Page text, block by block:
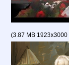
(3.87 MB 1923x3000